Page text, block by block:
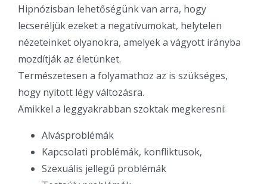
Hipnózisban lehetőségünk van arra, hogy
lecseréljük ezeket a negatívumokat, helytelen
nézeteinket olyanokra, amelyek a vágyott irányba
mozdítják az életünket.
Természetesen a folyamathoz az is szükséges,
hogy nyitott légy változásra.
Amikkel a leggyakrabban szoktak megkeresni:
Alvásproblémák
Kapcsolati problémák, konfliktusok,
Szexuális jellegű problémák